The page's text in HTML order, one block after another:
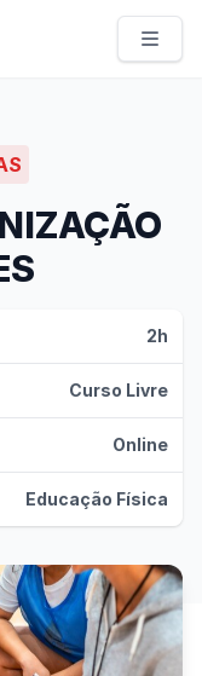
2h
Curso Livre
Online
Educação Física